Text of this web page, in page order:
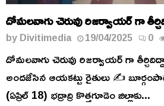
దోమలవాగు చెరువు రిజర్వాయర్ గా
byDivitimedia 19/04/2025 0
దోమలవాగు చెరువు రిజర్వాయర్ గా
అందజేసిన ఆయకట్టు రైతులు ✍️
(ఏప్రిల్ 18) భద్రాద్రి కొత్తగూడెం జిల్లాకు...